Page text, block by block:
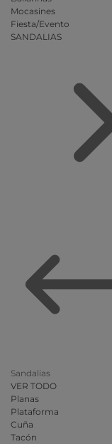
Mocasines
Fiesta/Evento
SANDALIAS
Sandalias
VER TODO
Planas
Plataforma
Cuña
Tacón